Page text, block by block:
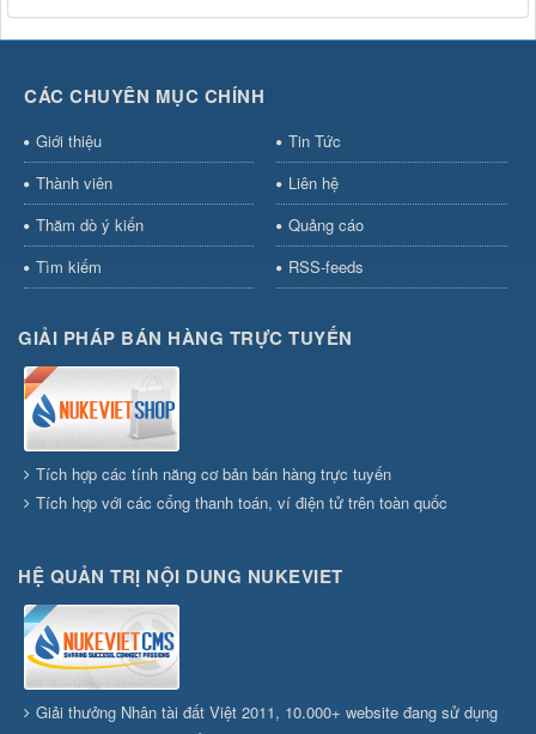
CÁC CHUYÊN MỤC CHÍNH
Giới thiệu
Tin Tức
Thành viên
Liên hệ
Thăm dò ý kiến
Quảng cáo
Tìm kiếm
RSS-feeds
GIẢI PHÁP BÁN HÀNG TRỰC TUYẾN
Tích hợp các tính năng cơ bản bán hàng trực tuyến
Tích hợp với các cổng thanh toán, ví điện tử trên toàn quốc
HỆ QUẢN TRỊ NỘI DUNG NUKEVIET
Giải thưởng Nhân tài đất Việt 2011, 10.000+ website đang sử dụng